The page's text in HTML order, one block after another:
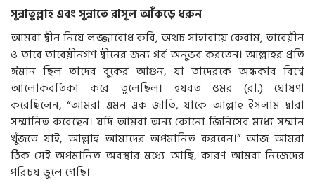
সুন্নাতুল্লাহ এবং সুন্নাতে রাসূল আঁকড়ে ধরুন
আমরা দ্বীন নিয়ে লজ্জাবোধ করি, অথচ সাহাবায়ে কেরাম, তাবেয়ীন
ও তাবে তাবেয়ীনগণ দ্বীনের জন্য গর্ব অনুভব করতেন। আল্লাহর প্রতি
ঈমান ছিল তাদের বুকের আগুন, যা তাদেরকে অন্ধকার বিশ্বে
আলোকবর্তিকা করে তুলেছিল। হযরত ওমর (রা.) ঘোষণা
করেছিলেন, “আমরা এমন এক জাতি, যাকে আল্লাহ ইসলাম দ্বারা
সম্মানিত করেছেন। যদি আমরা অন্য কোনো জিনিসের মধ্যে সম্মান
খুঁজতে যাই, আল্লাহ আমাদের অপমানিত করবেন।” আজ আমরা
ঠিক সেই অপমানিত অবস্থার মধ্যে আছি, কারণ আমরা নিজেদের
পরিচয় ভুলে গেছি।